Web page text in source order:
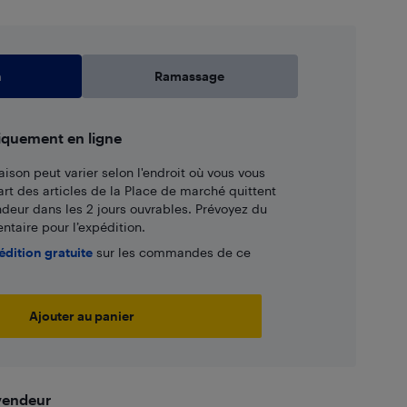
Ramassage
en ligne
peut varier selon l'endroit où vous vous
des articles de la Place de marché quittent
dans les 2 jours ouvrables. Prévoyez du
pour l’expédition.
gratuitesur les commandes de ce
Ajouter au panier